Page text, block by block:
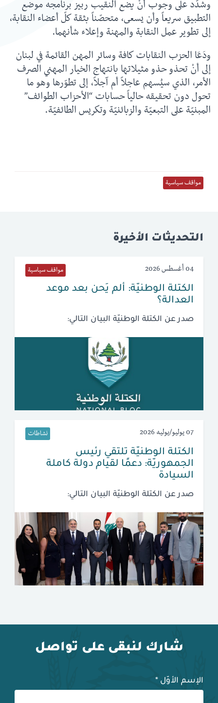
وشدّد على وجوب أنْ يضع النقيب ربيز برنامجه موضع
التطبيق سريعاً وأن يسعى، متحصّناً بثقة كلّ أعضاء النقابة،
إلى تطوير عمل النقابة والمهنة وإعلاء شأنهما.
ودَعَا الحزب النقابات كافة وسائر المهن القائمة في لبنان
إلى أنْ تحذو حذو مثيلاتها بانتهاج الخيار المهني الصرف
الأمر، الذي سيُسهم عاجلاً أم آجلاً، إلى تطوّرها وهو ما
تحول دون تحقيقه حالياً حسابات “الأحزاب الطوائف”
المبنيّة على التبعيّة والزبائنيّة وتكريس الطائفيّة.
مواقف سياسية
التحديثات الأخيرة
04 أغسطس 2026 مواقف سياسية
الكتلة الوطنيّة: ألم يَحن بعد موعد
العدالة؟
صدر عن الكتلة الوطنيّة البيان التالي:
07 يوليو/يوليه 2026 نشاطات
الكتلة الوطنيّة تلتقي رئيس
الجمهوريّة: دعمًا لقيام دولة كاملة
السيادة
صدر عن الكتلة الوطنيّة البيان التالي:
شارك لنبقى على تواصل
الإسم الأوّل *